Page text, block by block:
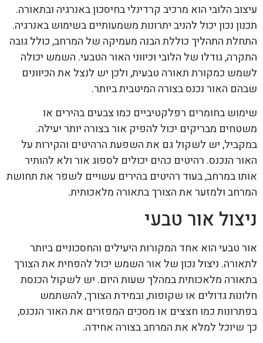
עיצוב הלובי הוא מרכיב קרדינלי בחיסכון באנרגיה ובתאורה.
תכנון נכון יכול להניב יתרונות משמעותיים בשימוש באנרגיה.
התחלת התהליך כוללת הבנה מעמיקה של המרחב, כולל גובה
התקרה, גודלו של הלובי וכיווני האור הטבעי. השמש יכולה
לשמש כמקורת תאורה טבעית, ולכן יש לנצל את הכיוונים
שבהם האור נכנס בצורה המיטבית ביותר.
שימוש בחומרים רפלקטיביים כמו צבעים בהירים או
משטחים מבריקים יכול להפיק אור בצורה יותר יעילה.
במקביל, יש לשקול גם את השפעת הרהיטים והקירות על
האור הנכנס. רהיטים כהים יכולים לספוג אור ולא להותיר
אותו במרחב, בעוד רהיטים בהירים עשויים לשפר את תחושת
המרחב ולמזער את הצורך בתאורה מלאכותית.
ניצול אור טבעי
אור טבעי הוא אחד המקורות היעילים והחסכוניים ביותר
לתאורה. ניצול נכון של אור השמש יכול להפחית את הצורך
בתאורה מלאכותית במהלך שעות היום. יש לשקול הכנסת
חלונות גדולים או שקופות, ובמידת הצורך, להשתמש
בפתרונות כמו חצצים או מסכים המפזרים את האור הנכנס,
כך שיוכל למלא את המרחב בצורה אחידה.